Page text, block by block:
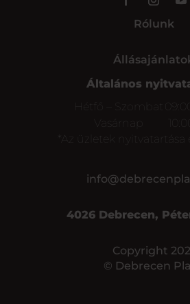
Rólunk
Általános
Hétfő – Szombat
Vasárnap
*Az üzletek nyitvatartása
4026 Debrecen,
Copyright
© Debrecen